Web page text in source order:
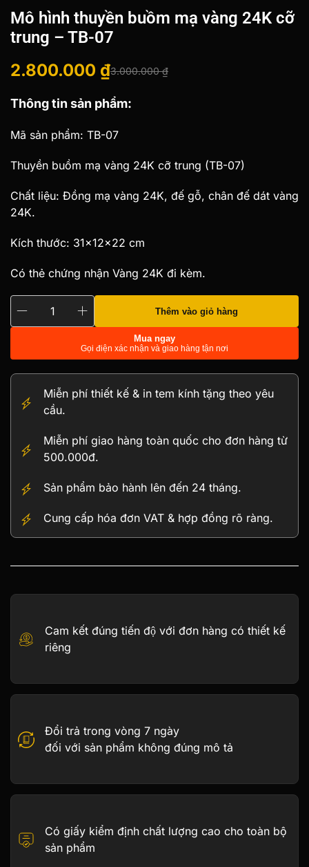
Mô hình thuyền buồm mạ vàng 24K cỡ
trung – TB-07
3.000.000₫
Giá
gốc
là:
3.000.000 ₫.
2.800.000 ₫
Giá
hiện
tại
là:
Thông tin sản phẩm:
Mã sản phẩm: TB-07
Thuyền buồm mạ vàng 24K cỡ trung (TB-07)
Chất liệu: Đồng mạ vàng 24K, đế gỗ, chân đế dát vàng
24K.
Kích thước: 31x12x22 cm
Có thẻ chứng nhận Vàng 24K đi kèm.
vàng
trung
TB-
số
lượng
Thêm vào giỏ hàng
Mua ngay
Gọi điện xác nhận và giao hàng tận nơi
Miễn phí thiết kế & in tem kính tặng theo yêu
cầu.
Miễn phí giao hàng toàn quốc cho đơn hàng từ
500.000đ.
Sản phẩm bảo hành lên đến 24 tháng.
Cung cấp hóa đơn VAT & hợp đồng rõ ràng.
Cam kết đúng tiến độ với đơn hàng có thiết kế
riêng
Đổi trả trong vòng 7 ngày
đối với sản phẩm không đúng mô tả
Có giấy kiểm định chất lượng cao cho toàn bộ
sản phẩm